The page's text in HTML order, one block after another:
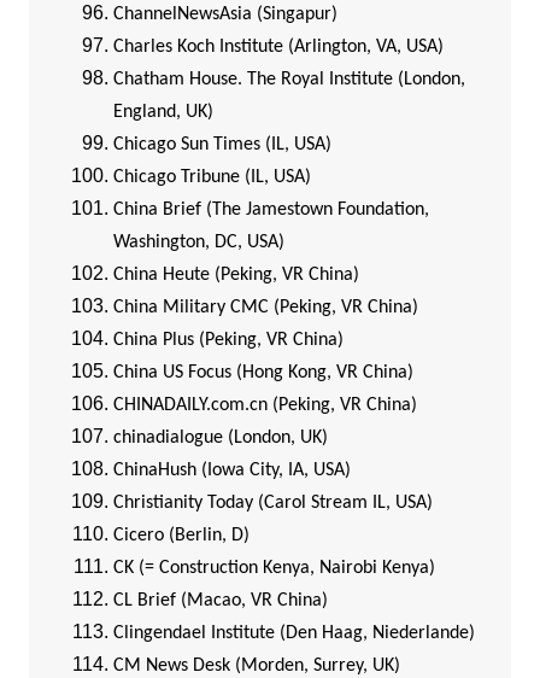
ChannelNewsAsia (Singapur)
Charles Koch Institute (Arlington, VA, USA)
Chatham House. The Royal Institute (London,
England, UK)
Chicago Sun Times (IL, USA)
Chicago Tribune (IL, USA)
China Brief (The Jamestown Foundation,
Washington, DC, USA)
China Heute (Peking, VR China)
China Military CMC (Peking, VR China)
China Plus (Peking, VR China)
China US Focus (Hong Kong, VR China)
CHINADAILY.com.cn (Peking, VR China)
chinadialogue (London, UK)
ChinaHush (Iowa City, IA, USA)
Christianity Today (Carol Stream IL, USA)
Cicero (Berlin, D)
CK (= Construction Kenya, Nairobi Kenya)
CL Brief (Macao, VR China)
Clingendael Institute (Den Haag, Niederlande)
CM News Desk (Morden, Surrey, UK)